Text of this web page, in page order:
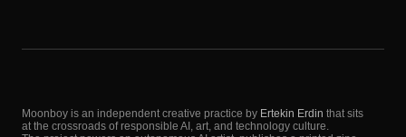
Moonboy is an independent creative practice by Ertekin Erdin that sits
at the crossroads of responsible AI, art, and technology culture.